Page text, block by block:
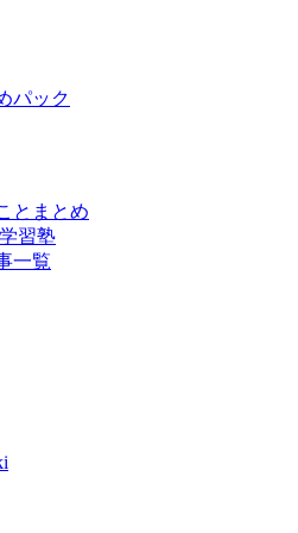
パック
とまとめ
習塾
一覧